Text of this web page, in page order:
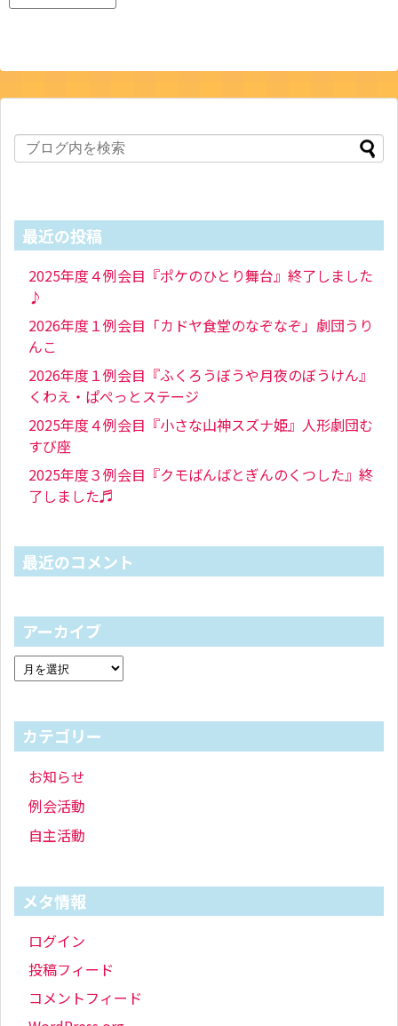
最近の投稿
2025年度４例会目『ポケのひとり舞台』終了しました
♪
2026年度１例会目「カドヤ食堂のなぞなぞ」劇団うり
んこ
2026年度１例会目『ふくろうぼうや月夜のぼうけん』
くわえ・ぱぺっとステージ
2025年度４例会目『小さな山神スズナ姫』人形劇団む
すび座
2025年度３例会目『クモばんばとぎんのくつした』終
了しました♬
最近のコメント
アーカイブ
カテゴリー
お知らせ
例会活動
自主活動
メタ情報
ログイン
投稿フィード
コメントフィード